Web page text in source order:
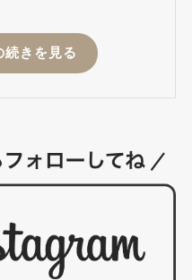
続きを見る